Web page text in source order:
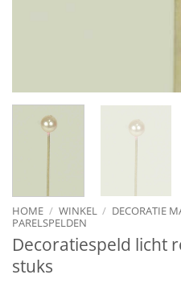
HOME / WINKEL / DECORATIE
PARELSPELDEN
Decoratiespeld licht
stuks